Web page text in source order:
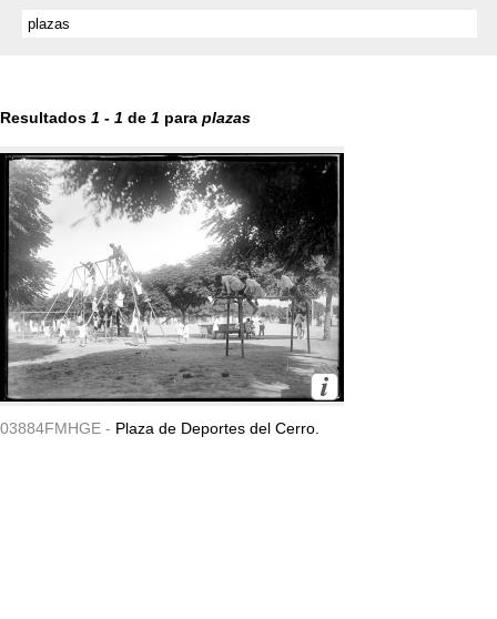
Resultados 1 - 1 de 1 para plazas
03884FMHGE - Plaza de Deportes del Cerro.